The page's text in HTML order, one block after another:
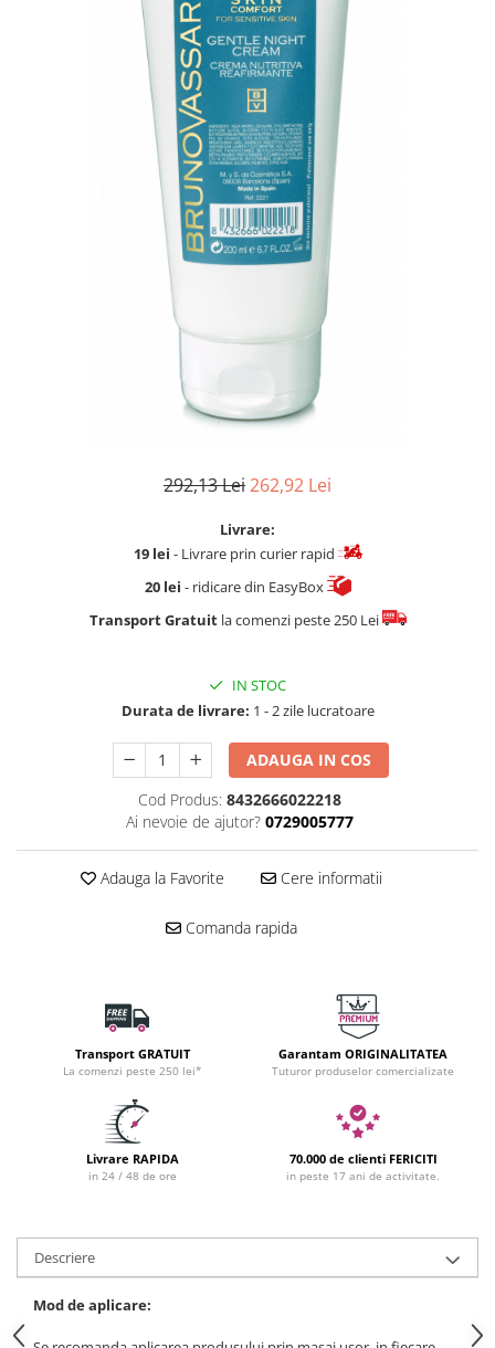
Pigmenti minerali
Gel pentru sprancene
292,13 Lei262,92 Lei
Livrare:
19 lei - Livrare prin curier rapid
20 lei - ridicare din EasyBox
Transport Gratuitla comenzi peste 250 Lei
IN STOC
Durata de livrare: 1 - 2 zile lucratoare
ADAUGA IN COS
Cod Produs: 8432666022218
Ai nevoie de ajutor? 0729005777
Adauga la Favorite Cere informatii
Comanda rapida
Transport GRATUIT
La comenzi peste 250 lei*
Garantam ORIGINALITATEA
Tuturor produselor comercializate
Livrare RAPIDA
in 24 / 48 de ore
70.000 de clienti FERICITI
in peste 17 ani de activitate.
Descriere
Mod de aplicare: